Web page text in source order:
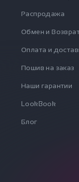
Распродажа
Обмен и
Оплата и
Пошив на заказ
Наши гарантии
LookBook
Блог